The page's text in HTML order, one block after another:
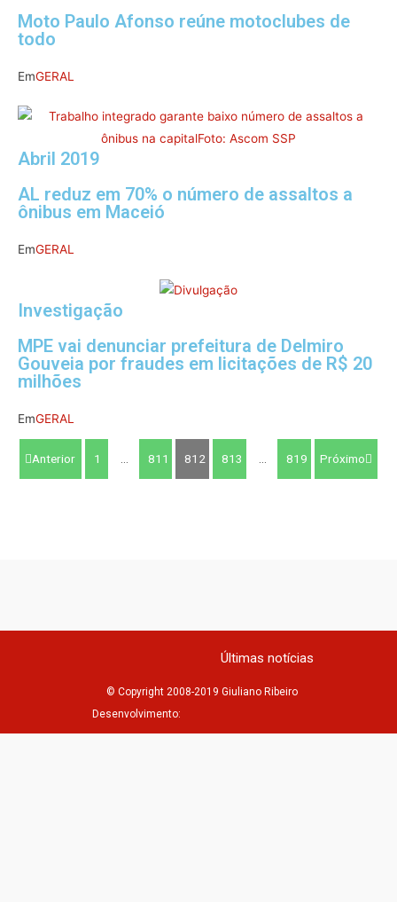
Moto Paulo Afonso reúne motoclubes de
todo
EmGERAL
Abril 2019
AL reduz em 70% o número de assaltos a
ônibus em Maceió
EmGERAL
Investigação
MPE vai denunciar prefeitura de Delmiro
Gouveia por fraudes em licitações de R$ 20
milhões
EmGERAL
Anterior 1 811 812 813 819 Próximo
Últimas notícias
© Copyright 2008-2019 Giuliano Ribeiro
Desenvolvimento: